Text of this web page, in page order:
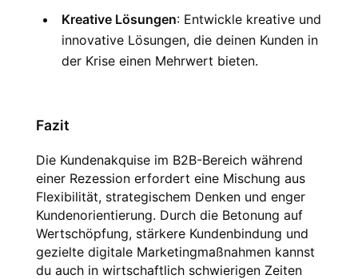
Kreative Lösungen: Entwickle kreative und
innovative Lösungen, die deinen Kunden in
der Krise einen Mehrwert bieten.
Fazit
Die Kundenakquise im B2B-Bereich während
einer Rezession erfordert eine Mischung aus
Flexibilität, strategischem Denken und enger
Kundenorientierung. Durch die Betonung auf
Wertschöpfung, stärkere Kundenbindung und
gezielte digitale Marketingmaßnahmen kannst
du auch in wirtschaftlich schwierigen Zeiten